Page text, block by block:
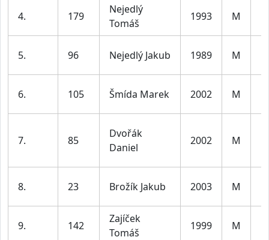
4. 179
Nejedlý
Tomáš
1993 M
5. 96 Nejedlý Jakub 1989 M
6. 105 Šmída Marek 2002 M
7. 85
Dvořák
Daniel
2002 M
8. 23 Brožík Jakub 2003 M
9. 142
Zajíček
Tomáš
1999 M